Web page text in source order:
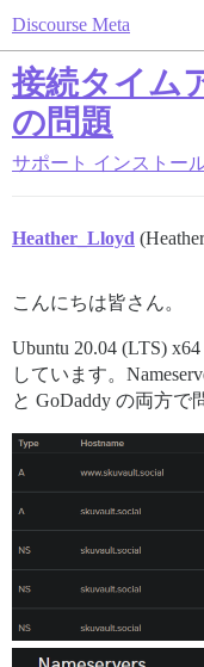
Discourse Meta
接続タイム
の問題
サポート インストー
Heather_Lloyd
こんにちは皆さん。
Ubuntu 20.04 (LTS)
しています。
と GoDaddy の両方で